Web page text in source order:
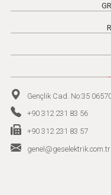
Gençlik Cad. No:35
+90 312 231 83 56
+90 312 231 83 57
genel@geselektrik.com.tr